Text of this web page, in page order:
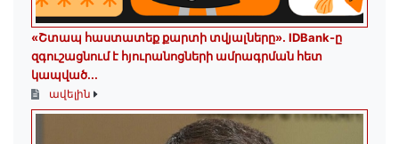
«Շտապ հաստատեք քարտի տվյալները»․ IDBank-ը
զգուշացնում է հյուրանոցների ամրագրման հետ
կապված...
ավելին